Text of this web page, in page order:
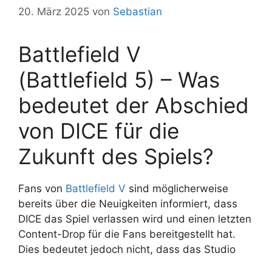
20. März 2025 von Sebastian
Battlefield V
(Battlefield 5) – Was
bedeutet der Abschied
von DICE für die
Zukunft des Spiels?
Fans von Battlefield V sind möglicherweise
bereits über die Neuigkeiten informiert, dass
DICE das Spiel verlassen wird und einen letzten
Content-Drop für die Fans bereitgestellt hat.
Dies bedeutet jedoch nicht, dass das Studio